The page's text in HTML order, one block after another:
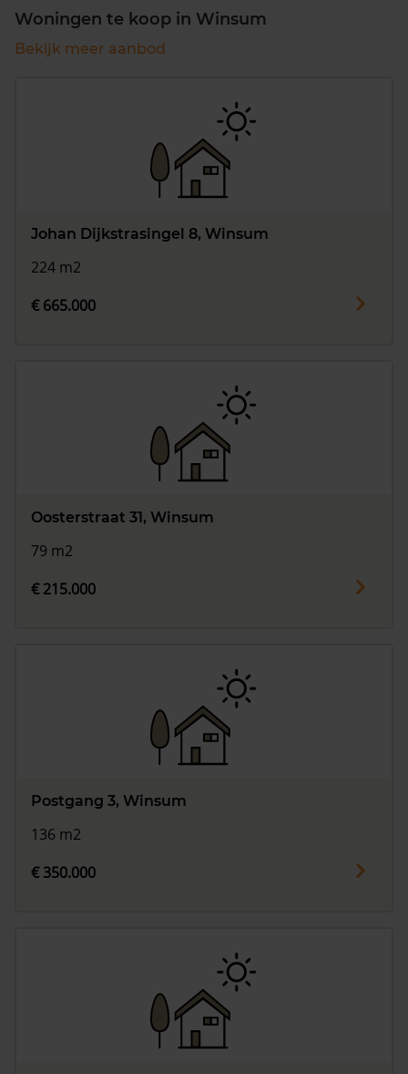
Woningen te koop in Winsum
Bekijk meer aanbod
Johan Dijkstrasingel 8, Winsum
224 m2
€ 665.000
Oosterstraat 31, Winsum
79 m2
€ 215.000
Postgang 3, Winsum
136 m2
€ 350.000